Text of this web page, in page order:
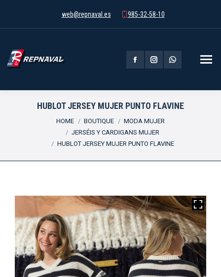
web@repnaval.es 985-32-58-10
Facebook
opens
in
Instagram
opens
in
Whatsapp
opens
HUBLOT JERSEY MUJER PUNTO FLAVINE
You are here:HOME BOUTIQUE
MODA MUJER
JERSÉIS Y CARDIGANS MUJER
HUBLOT JERSEY MUJER PUNTO FLAVINE